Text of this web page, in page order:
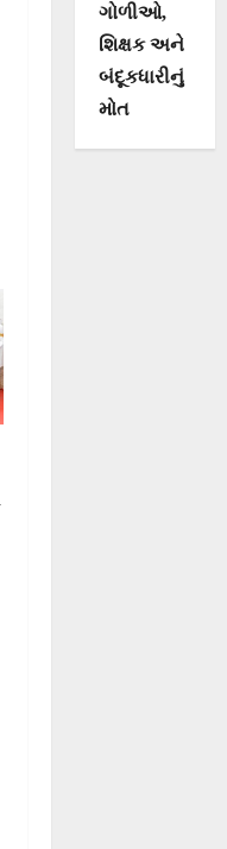
ગોળીઓ,
શિક્ષક અને
બંદૂકધારીનું
મોત